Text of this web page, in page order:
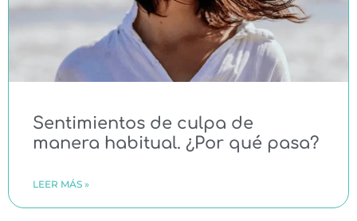
Sentimientos de culpa de
manera habitual. ¿Por qué pasa?
LEER MÁS »